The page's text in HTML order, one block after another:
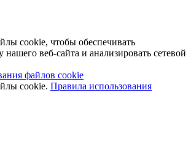
cookie, чтобы обеспечивать
веб-сайта и анализировать сетевой
файлов cookie
cookie. Правила использования